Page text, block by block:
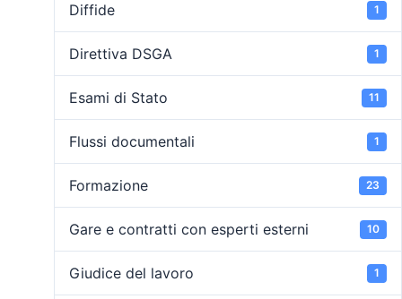
Diffide 1
Direttiva DSGA 1
Esami di Stato 11
Flussi documentali 1
Formazione 23
Gare e contratti con esperti esterni 10
Giudice del lavoro 1